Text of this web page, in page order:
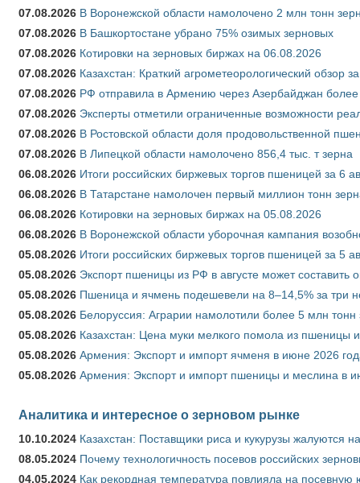
07.08.2026 В Воронежской области намолочено 2 млн тонн
07.08.2026 В Башкортостане убрано 75% озимых зерновых
07.08.2026 Котировки на зерновых биржах на 06.08.2026
07.08.2026 Казахстан: Краткий агрометеорологический обзор
07.08.2026 РФ отправила в Армению через Азербайджан более
07.08.2026 Эксперты отметили ограниченные возможности
07.08.2026 В Ростовской области доля продовольственной
07.08.2026 В Липецкой области намолочено 856,4 тыс. т зерна
06.08.2026 Итоги российских биржевых торгов пшеницей за 6
06.08.2026 В Татарстане намолочен первый миллион тонн
06.08.2026 Котировки на зерновых биржах на 05.08.2026
06.08.2026 В Воронежской области уборочная кампания
05.08.2026 Итоги российских биржевых торгов пшеницей за 5
05.08.2026 Экспорт пшеницы из РФ в августе может составить
05.08.2026 Пшеница и ячмень подешевели на 8–14,5% за три
05.08.2026 Белоруссия: Аграрии намолотили более 5 млн тонн
05.08.2026 Казахстан: Цена муки мелкого помола из пшеницы
05.08.2026 Армения: Экспорт и импорт ячменя в июне 2026
05.08.2026 Армения: Экспорт и импорт пшеницы и меслина в
Аналитика и интересное о зерновом рынке
10.10.2024 Казахстан: Поставщики риса и кукурузы жалуются
08.05.2024 Почему технологичность посевов российских
04.05.2024 Как рекордная температура повлияла на